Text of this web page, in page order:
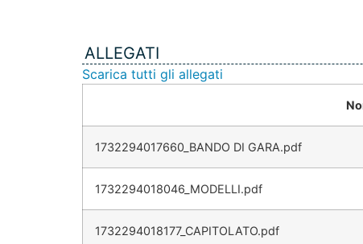
ALLEGATI
Scarica tutti gli allegati
1732294017660_BANDO DI GARA.pdf
1732294018046_MODELLI.pdf
1732294018177_CAPITOLATO.pdf